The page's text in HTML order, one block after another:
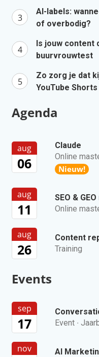
AI-labels:
of overbodig?
Is jouw content
buurvrouwtest
Zo zorg je dat
YouTube Shorts
Agenda
aug
06
Claude
Online
Nieuw!
aug
11
SEO &
Online
aug
26
Content
Training
Events
sep
17
Event ·
nov AI